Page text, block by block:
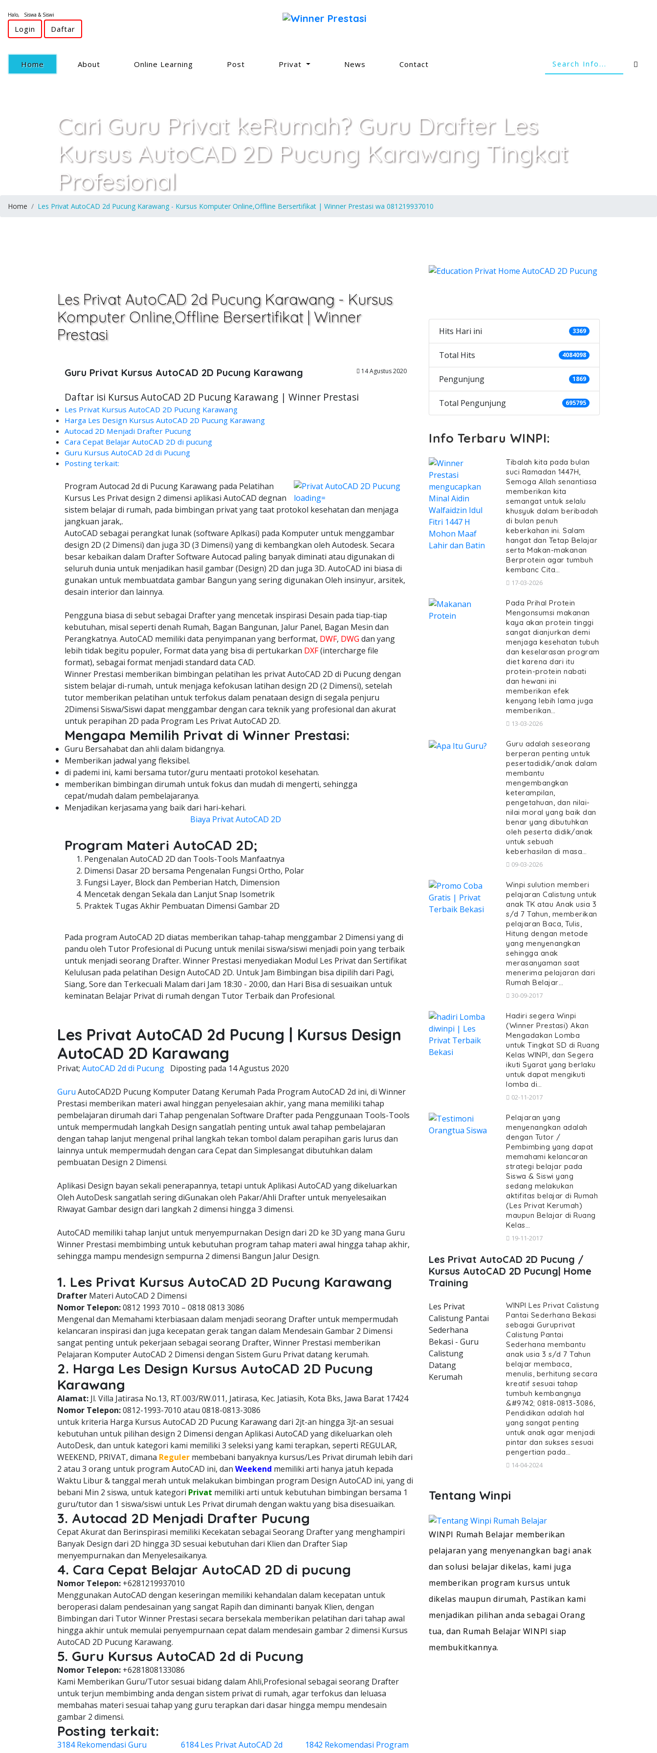
Halo, Siswa & Siswi
Login Daftar
Home(current) About Online Learning Post Privat News Contact
Cari Guru Privat keRumah? Guru Drafter Les
Kursus AutoCAD 2D Pucung Karawang Tingkat
Profesional
Home Les Privat AutoCAD 2d Pucung Karawang - Kursus Komputer Online,Offline Bersertifikat | Winner Prestasi wa 081219937010
Les Privat AutoCAD 2d Pucung Karawang - Kursus
Komputer Online,Offline Bersertifikat | Winner
Prestasi
14 Agustus 2020
Guru Privat Kursus AutoCAD 2D Pucung Karawang
Daftar isi Kursus AutoCAD 2D Pucung Karawang | Winner Prestasi
Les Privat Kursus AutoCAD 2D Pucung Karawang
Harga Les Design Kursus AutoCAD 2D Pucung Karawang
Autocad 2D Menjadi Drafter Pucung
Cara Cepat Belajar AutoCAD 2D di pucung
Guru Kursus AutoCAD 2d di Pucung
Posting terkait:
Program Autocad 2d di Pucung Karawang pada Pelatihan
Kursus Les Privat design 2 dimensi aplikasi AutoCAD degnan
sistem belajar di rumah, pada bimbingan privat yang taat protokol kesehatan dan menjaga
jangkuan jarak,.
AutoCAD sebagai perangkat lunak (software Aplkasi) pada Komputer untuk menggambar
design 2D (2 Dimensi) dan juga 3D (3 Dimensi) yang di kembangkan oleh Autodesk. Secara
besar kebaikan dalam Drafter Software Autocad paling banyak diminati atau digunakan di
seluruh dunia untuk menjadikan hasil gambar (Design) 2D dan juga 3D. AutoCAD ini biasa di
gunakan untuk membuatdata gambar Bangun yang sering digunakan Oleh insinyur, arsitek,
desain interior dan lainnya.
Pengguna biasa di sebut sebagai Drafter yang mencetak inspirasi Desain pada tiap-tiap
kebutuhan, misal seperti denah Rumah, Bagan Bangunan, Jalur Panel, Bagan Mesin dan
Perangkatnya. AutoCAD memiliki data penyimpanan yang berformat, DWF, DWG dan yang
lebih tidak begitu populer, Format data yang bisa di pertukarkan DXF(intercharge file
format), sebagai format menjadi standard data CAD.
Winner Prestasi memberikan bimbingan pelatihan les privat AutoCAD 2D di Pucung dengan
sistem belajar di-rumah, untuk menjaga kefokusan latihan design 2D (2 Dimensi), setelah
tutor memberikan pelatihan untuk terfokus dalam penataan design di segala penjuru
2Dimensi Siswa/Siswi dapat menggambar dengan cara teknik yang profesional dan akurat
untuk perapihan 2D pada Program Les Privat AutoCAD 2D.
Mengapa Memilih Privat di Winner Prestasi:
Guru Bersahabat dan ahli dalam bidangnya.
Memberikan jadwal yang fleksibel.
di pademi ini, kami bersama tutor/guru mentaati protokol kesehatan.
memberikan bimbingan dirumah untuk fokus dan mudah di mengerti, sehingga
cepat/mudah dalam pembelajaranya.
Menjadikan kerjasama yang baik dari hari-kehari.
Biaya Privat AutoCAD 2D
Program Materi AutoCAD 2D;
Pengenalan AutoCAD 2D dan Tools-Tools Manfaatnya
Dimensi Dasar 2D bersama Pengenalan Fungsi Ortho, Polar
Fungsi Layer, Block dan Pemberian Hatch, Dimension
Mencetak dengan Sekala dan Lanjut Snap Isometrik
Praktek Tugas Akhir Pembuatan Dimensi Gambar 2D
Pada program AutoCAD 2D diatas memberikan tahap-tahap menggambar 2 Dimensi yang di
pandu oleh Tutor Profesional di Pucung untuk menilai siswa/siswi menjadi poin yang terbaik
untuk menjadi seorang Drafter. Winner Prestasi menyediakan Modul Les Privat dan Sertifikat
Kelulusan pada pelatihan Design AutoCAD 2D. Untuk Jam Bimbingan bisa dipilih dari Pagi,
Siang, Sore dan Terkecuali Malam dari Jam 18:30 - 20:00, dan Hari Bisa di sesuaikan untuk
keminatan Belajar Privat di rumah dengan Tutor Terbaik dan Profesional.
Les Privat AutoCAD 2d Pucung | Kursus Design
AutoCAD 2D Karawang
Privat; AutoCAD 2d di Pucung Diposting pada 14 Agustus 2020
Guru AutoCAD2D Pucung Komputer Datang Kerumah Pada Program AutoCAD 2d ini, di Winner
Prestasi memberikan materi awal hinggan penyelesaian akhir, yang mana memiliki tahap
pembelajaran dirumah dari Tahap pengenalan Software Drafter pada Penggunaan Tools-Tools
untuk mempermudah langkah Design sangatlah penting untuk awal tahap pembelajaran
dengan tahap lanjut mengenal prihal langkah tekan tombol dalam perapihan garis lurus dan
lainnya untuk mempermudah dengan cara Cepat dan Simplesangat dibutuhkan dalam
pembuatan Design 2 Dimensi.
Aplikasi Design bayan sekali penerapannya, tetapi untuk Aplikasi AutoCAD yang dikeluarkan
Oleh AutoDesk sangatlah sering diGunakan oleh Pakar/Ahli Drafter untuk menyelesaikan
Riwayat Gambar design dari langkah 2 dimensi hingga 3 dimensi.
AutoCAD memiliki tahap lanjut untuk menyempurnakan Design dari 2D ke 3D yang mana Guru
Winner Prestasi membimbing untuk kebutuhan program tahap materi awal hingga tahap akhir,
sehingga mampu mendesign sempurna 2 dimensi Bangun Jalur Design.
1. Les Privat Kursus AutoCAD 2D Pucung Karawang
Drafter Materi AutoCAD 2 Dimensi
Nomor Telepon:0812 1993 7010 – 0818 0813 3086
Mengenal dan Memahami kterbiasaan dalam menjadi seorang Drafter untuk mempermudah
kelancaran inspirasi dan juga kecepatan gerak tangan dalam Mendesain Gambar 2 Dimensi
sangat penting untuk pekerjaan sebagai seorang Drafter, Winner Prestasi memberikan
Pelajaran Komputer AutoCAD 2 Dimensi dengan Sistem Guru Privat datang kerumah.
2. Harga Les Design Kursus AutoCAD 2D Pucung
Karawang
Alamat: Jl. Villa Jatirasa No.13, RT.003/RW.011, Jatirasa, Kec. Jatiasih, Kota Bks, Jawa Barat 17424
Nomor Telepon:0812-1993-7010 atau 0818-0813-3086
untuk kriteria Harga Kursus AutoCAD 2D Pucung Karawang dari 2jt-an hingga 3jt-an sesuai
kebutuhan untuk pilihan design 2 Dimensi dengan Aplikasi AutoCAD yang dikeluarkan oleh
AutoDesk, dan untuk kategori kami memiliki 3 seleksi yang kami terapkan, seperti REGULAR,
WEEKEND, PRIVAT, dimana Reguler membebani banyaknya kursus/Les Privat dirumah lebih dari
2 atau 3 orang untuk program AutoCAD ini, dan Weekend memiliki arti hanya jatuh kepada
Waktu Libur & tanggal merah untuk melakukan bimbingan program Design AutoCAD ini, yang di
bebani Min 2 siswa, untuk kategori Privat memiliki arti untuk kebutuhan bimbingan bersama 1
guru/tutor dan 1 siswa/siswi untuk Les Privat dirumah dengan waktu yang bisa disesuaikan.
3. Autocad 2D Menjadi Drafter Pucung
Cepat Akurat dan Berinspirasi memiliki Kecekatan sebagai Seorang Drafter yang menghampiri
Banyak Design dari 2D hingga 3D sesuai kebutuhan dari Klien dan Drafter Siap
menyempurnakan dan Menyelesaikanya.
4. Cara Cepat Belajar AutoCAD 2D di pucung
Nomor Telepon: +6281219937010
Menggunakan AutoCAD dengan keseringan memiliki kehandalan dalam kecepatan untuk
beroperasi dalam pendesainan yang sangat Rapih dan diminanti banyak Klien, dengan
Bimbingan dari Tutor Winner Prestasi secara bersekala memberikan pelatihan dari tahap awal
hingga akhir untuk memulai penyempurnaan cepat dalam mendesain gambar 2 dimensi Kursus
AutoCAD 2D Pucung Karawang.
5. Guru Kursus AutoCAD 2d di Pucung
Nomor Telepon: +6281808133086
Kami Memberikan Guru/Tutor sesuai bidang dalam Ahli,Profesional sebagai seorang Drafter
untuk terjun membimbing anda dengan sistem privat di rumah, agar terfokus dan leluasa
membahas materi sesuai tahap yang guru terapkan dari dasar hingga mempu mendesain
gambar 2 dimensi.
Posting terkait:
3184 Rekomendasi Guru
6184 Les Privat AutoCAD 2d
1842 Rekomendasi Program
Hits Hari ini 3369
Total Hits 4084098
Pengunjung 1869
Total Pengunjung 695795
Info Terbaru WINPI:
Tibalah kita pada bulan
suci Ramadan 1447H,
Semoga Allah senantiasa
memberikan kita
semangat untuk selalu
khusyuk dalam beribadah
di bulan penuh
keberkahan ini. Salam
hangat dan Tetap Belajar
serta Makan-makanan
Berprotein agar tumbuh
kembanc Cita…
17-03-2026
Pada Prihal Protein
Mengonsumsi makanan
kaya akan protein tinggi
sangat dianjurkan demi
menjaga kesehatan tubuh
dan keselarasan program
diet karena dari itu
protein-protein nabati
dan hewani ini
memberikan efek
kenyang lebih lama juga
memberikan…
13-03-2026
Guru adalah seseorang
berperan penting untuk
pesertadidik/anak dalam
membantu
mengembangkan
keterampilan,
pengetahuan, dan nilai-
nilai moral yang baik dan
benar yang dibutuhkan
oleh peserta didik/anak
untuk sebuah
keberhasilan di masa…
09-03-2026
Winpi sulution memberi
pelajaran Calistung untuk
anak TK atau Anak usia 3
s/d 7 Tahun, memberikan
pelajaran Baca, Tulis,
Hitung dengan metode
yang menyenangkan
sehingga anak
merasanyaman saat
menerima pelajaran dari
Rumah Belajar…
30-09-2017
Hadiri segera Winpi
(Winner Prestasi) Akan
Mengadakan Lomba
untuk Tingkat SD di Ruang
Kelas WINPI, dan Segera
ikuti Syarat yang berlaku
untuk dapat mengikuti
lomba di…
02-11-2017
Pelajaran yang
menyenangkan adalah
dengan Tutor /
Pembimbing yang dapat
memahami kelancaran
strategi belajar pada
Siswa & Siswi yang
sedang melakukan
aktifitas belajar di Rumah
(Les Privat Kerumah)
maupun Belajar di Ruang
Kelas…
19-11-2017
Les Privat AutoCAD 2D Pucung /
Kursus AutoCAD 2D Pucung| Home
Training
Les Privat
Calistung Pantai
Sederhana
Bekasi - Guru
Calistung
Datang
Kerumah
WINPI Les Privat Calistung
Pantai Sederhana Bekasi
sebagai Guruprivat
Calistung Pantai
Sederhana membantu
anak usia 3 s/d 7 Tahun
belajar membaca,
menulis, berhitung secara
kreatif sesuai tahap
tumbuh kembangnya
&#9742; 0818-0813-3086,
Pendidikan adalah hal
yang sangat penting
untuk anak agar menjadi
pintar dan sukses sesuai
pengertian pada…
14-04-2024
Tentang Winpi
WINPI Rumah Belajar memberikan
pelajaran yang menyenangkan bagi anak
dan solusi belajar dikelas, kami juga
memberikan program kursus untuk
dikelas maupun dirumah, Pastikan kami
menjadikan pilihan anda sebagai Orang
tua, dan Rumah Belajar WINPI siap
membukitkannya.